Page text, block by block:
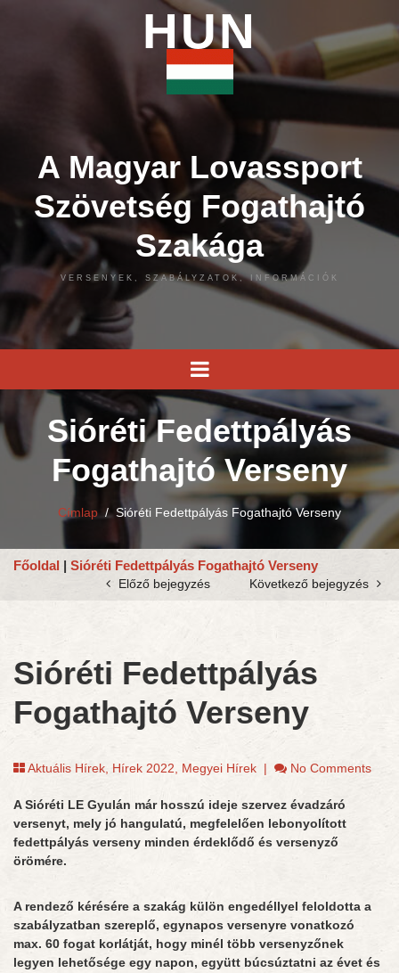
HUN
A Magyar Lovassport
Szövetség Fogathajtó
Szakága
VERSENYEK, SZABÁLYZATOK, INFORMÁCIÓK
Sióréti Fedettpályás
Fogathajtó Verseny
Címlap /Sióréti Fedettpályás Fogathajtó Verseny
Főoldal | Sióréti Fedettpályás Fogathajtó Verseny
Előző bejegyzés Következő bejegyzés
Sióréti Fedettpályás
Fogathajtó Verseny
Aktuális Hírek Hírek 2022 Megyei Hírek | No Comments
A Sióréti LE Gyulán már hosszú ideje szervez évadzáró
versenyt, mely jó hangulatú, megfelelően lebonyolított
fedettpályás verseny minden érdeklődő és versenyző
örömére.
A rendező kérésére a szakág külön engedéllyel feloldotta a
szabályzatban szereplő, egynapos versenyre vonatkozó
max. 60 fogat korlátját, hogy minél több versenyzőnek
legyen lehetősége egy napon, együtt búcsúztatni az évet és